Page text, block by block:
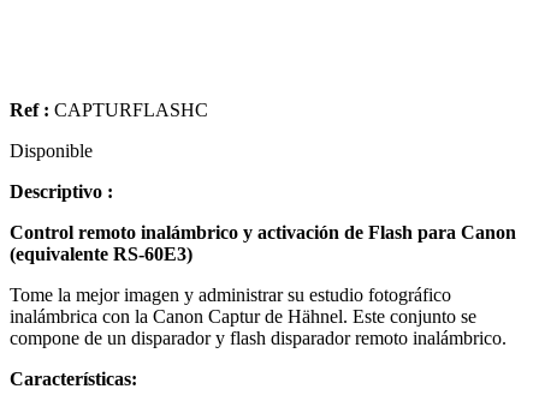
Ref : CAPTURFLASHC
Disponible
Descriptivo :
Control remoto inalámbrico y activación de Flash para Canon
(equivalente RS-60E3)
Tome la mejor imagen y administrar su estudio fotográfico
inalámbrica con la Canon Captur de Hähnel. Este conjunto se
compone de un disparador y flash disparador remoto inalámbrico.
Características: